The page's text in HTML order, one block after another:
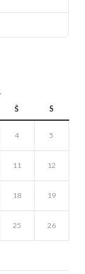
Š S
4 5
11 12
18 19
25 26